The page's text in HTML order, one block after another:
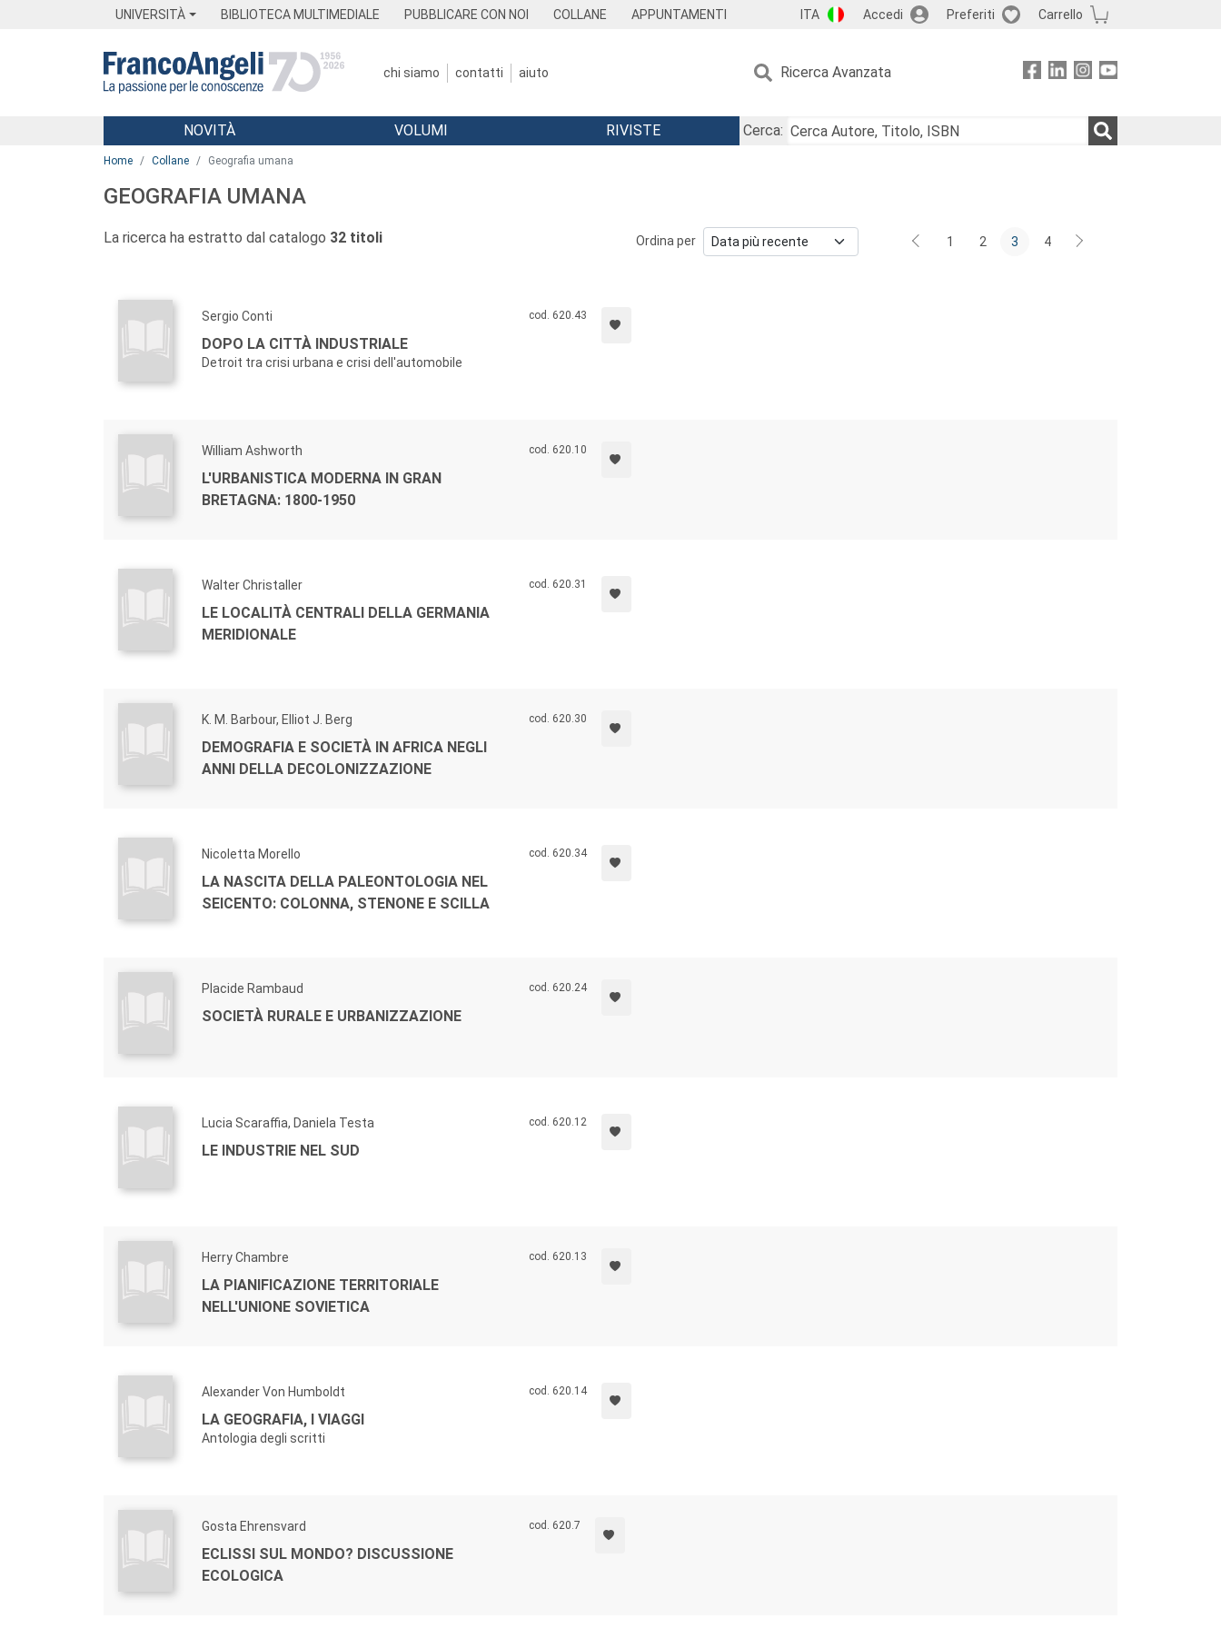
UNIVERSITÀ BIBLIOTECA MULTIMEDIALE PUBBLICARE CON NOI COLLANE APPUNTAMENTI ITA Accedi Preferiti Carrello
chi siamo contatti aiuto Ricerca Avanzata
Menu
NOVITÀ VOLUMI RIVISTE
Cerca:
Home Collane Geografia umana
GEOGRAFIA UMANA
La ricerca ha estratto dal catalogo 32 titoli Ordina per 1 2 3 4
Sergio Conti
DOPO LA CITTÀ INDUSTRIALE
Detroit tra crisi urbana e crisi dell'automobile
cod. 620.43
William Ashworth
L'URBANISTICA MODERNA IN GRAN
BRETAGNA: 1800-1950
cod. 620.10
Walter Christaller
LE LOCALITÀ CENTRALI DELLA GERMANIA
MERIDIONALE
cod. 620.31
K. M. Barbour, Elliot J. Berg
DEMOGRAFIA E SOCIETÀ IN AFRICA NEGLI
ANNI DELLA DECOLONIZZAZIONE
cod. 620.30
Nicoletta Morello
LA NASCITA DELLA PALEONTOLOGIA NEL
SEICENTO: COLONNA, STENONE E SCILLA
cod. 620.34
Placide Rambaud
SOCIETÀ RURALE E URBANIZZAZIONE
cod. 620.24
Lucia Scaraffia, Daniela Testa
LE INDUSTRIE NEL SUD
cod. 620.12
Herry Chambre
LA PIANIFICAZIONE TERRITORIALE
NELL'UNIONE SOVIETICA
cod. 620.13
Alexander Von Humboldt
LA GEOGRAFIA, I VIAGGI
Antologia degli scritti
cod. 620.14
Gosta Ehrensvard
ECLISSI SUL MONDO? DISCUSSIONE
ECOLOGICA
cod. 620.7